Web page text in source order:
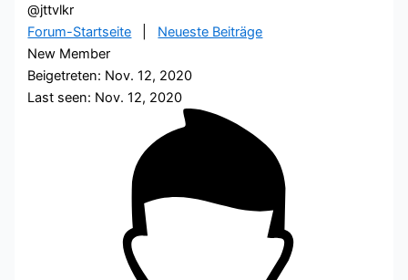
@jttvlkr
Forum-Startseite
Neueste Beiträge
New Member
Beigetreten: Nov. 12, 2020
Last seen: Nov. 12, 2020